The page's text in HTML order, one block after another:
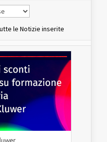
le Notizie inserite